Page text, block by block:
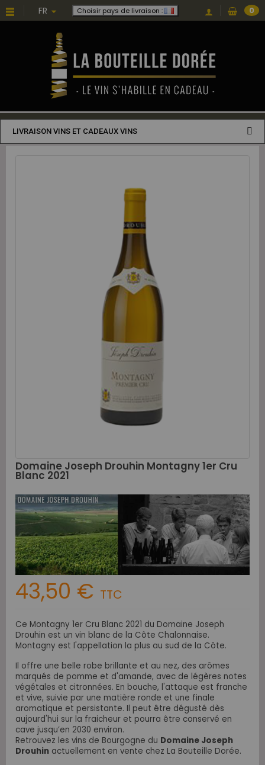
FR Choisir pays de livraison : 0
LIVRAISON VINS ET CADEAUX VINS
Domaine Joseph Drouhin Montagny 1er Cru
Blanc 2021
43,50 € TTC
Ce Montagny 1er Cru Blanc 2021 du Domaine Joseph
Drouhin est un vin blanc de la Côte Chalonnaise.
Montagny est l'appellation la plus au sud de la Côte.
Il offre une belle robe brillante et au nez, des arômes
marqués de pomme et d'amande, avec de légères notes
végétales et citronnées. En bouche, l'attaque est franche
et vive, suivie par une matière ronde et une finale
aromatique et persistante. Il peut être dégusté dès
aujourd'hui sur la fraicheur et pourra être conservé en
cave jusqu’en 2030 environ.
Retrouvez les vins de Bourgogne du Domaine Joseph
Drouhin actuellement en vente chez La Bouteille Dorée.